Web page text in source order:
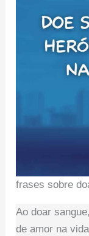
frases sobre
Ao doar
de amor na